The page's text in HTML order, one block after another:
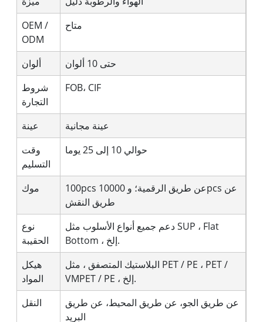
OEM /
ODM
متاح
ألوان
حتى 10 ألوان
شروط
التجارة
FOB، CIF
عينة
عينة مجانية
وقت
التسليم
حوالي 10 إلى 25 يوما
موك
100pcs عن طريق الرقمية؛ و 10000pcs عن
طريق النقش
نوع
الحقيبة
دعم جميع أنواع الأسلوب مثل SUP ، Flat
Bottom ، إلخ.
هيكل
المواد
البلاستيك المتصفق ، مثل PET / PE ، PET /
VMPET / PE ، إلخ.
النقل
عن طريق الجو، عن طريق المحيط، عن طريق
البريد